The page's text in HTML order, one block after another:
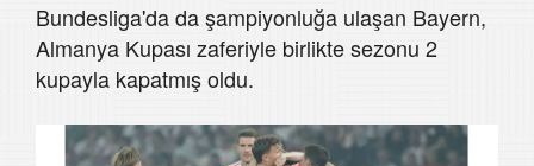
Bundesliga'da da şampiyonluğa ulaşan Bayern,
Almanya Kupası zaferiyle birlikte sezonu 2
kupayla kapatmış oldu.